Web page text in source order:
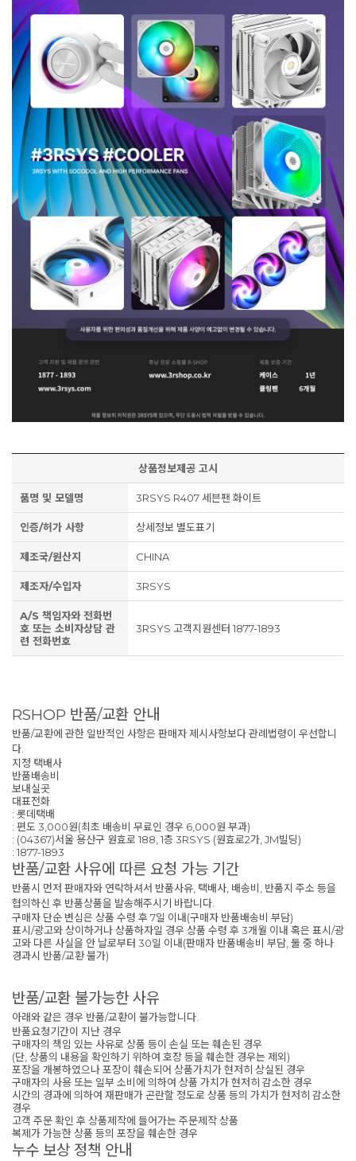
상품정보제공 고시
품명 및 모델명 3RSYS R407 세븐팬 화이트
인증/허가 사항 상세정보 별도표기
제조국/원산지 CHINA
제조자/수입자 3RSYS
A/S 책임자와 전화번
호 또는 소비자상담 관
련 전화번호
3RSYS 고객지원센터 1877-1893
RSHOP 반품/교환 안내
반품/교환에 관한 일반적인 사항은 판매자 제시사항보다 관례법령이 우선합니
다.
지정 택배사
반품배송비
보내실곳
대표전화
: 롯데택배
: 편도 3,000원(최초 배송비 무료인 경우 6,000원 부과)
: (04367)서울 용산구 원효로 188, 1층 3RSYS (원효로2가, JM빌딩)
: 1877-1893
반품/교환 사유에 따른 요청 가능 기간
반품시 먼저 판매자와 연락하셔서 반품사유, 택배사, 배송비, 반품지 주소 등을
협의하신 후 반품상품을 발송해주시기 바랍니다.
구매자 단순 변심은 상품 수령 후 7일 이내(구매자 반품배송비 부담)
표시/광고와 상이하거나 상품하자일 경우 상품 수령 후 3개월 이내 혹은 표시/광
고와 다른 사실을 안 날로부터 30일 이내(판매자 반품배송비 부담, 둘 중 하나
경과시 반품/교환 불가)
반품/교환 불가능한 사유
아래와 같은 경우 반품/교환이 불가능합니다.
반품요청기간이 지난 경우
구매자의 책임 있는 사유로 상품 등이 손실 또는 훼손된 경우
(단, 상품의 내용을 확인하기 위하여 호장 등을 훼손한 경우는 제외)
포장을 개봉하였으나 포장이 훼손되어 상품가치가 현저히 상실된 경우
구매자의 사용 또는 일부 소비에 의하여 상품 가치가 현저히 감소한 경우
시간의 경과에 의하여 재판매가 곤란할 정도로 상품 등의 가치가 현저히 감소한
경우
고객 주문 확인 후 상품제작에 들어가는 주문제작 상품
복제가 가능한 상품 등의 포장을 훼손한 경우
누수 보상 정책 안내